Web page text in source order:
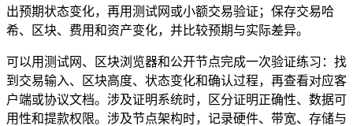
出预期状态变化，再用测试网或小额交易验证；保存交易哈
希、区块、费用和资产变化，并比较预期与实际差异。
可以用测试网、区块浏览器和公开节点完成一次验证练习：找
到交易输入、区块高度、状态变化和确认过程，再查看对应客
户端或协议文档。涉及证明系统时，区分证明正确性、数据可
用性和提款权限。涉及节点架构时，记录硬件、带宽、存储与